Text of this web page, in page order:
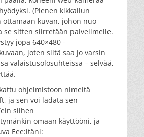
(Pienen kikkailun
ottamaan kuvan, johon nuo
se sitten siirretään palvelimelle.
jopa 640×480 -
joten siitä saa jo varsin
valaistusolosuhteissa – selvää,
ohjelmistoon nimeltä
ja sen voi ladata sen
siihen
omaan käyttööni, ja
Eee:ltäni: